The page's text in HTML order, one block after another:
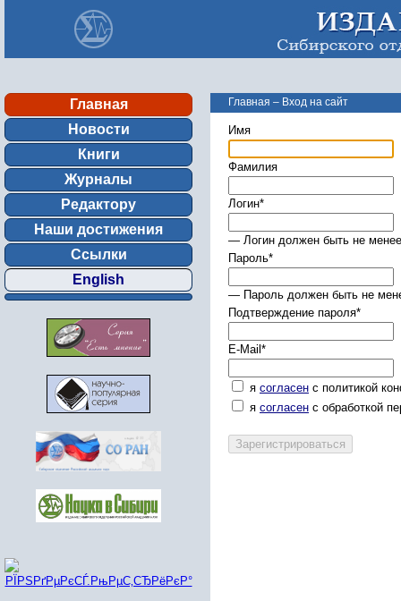
Главная
Новости
Книги
Журналы
Редактору
Наши достижения
Ссылки
English
Главная – Вход на сайт
Имя
Фамилия
Логин*
— Логин должен быть не
Пароль*
— Пароль должен быть не
Подтверждение пароля*
E-Mail *
я согласен с политикой
я согласен с обработкой